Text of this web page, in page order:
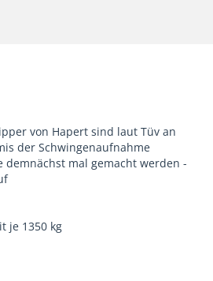
von Hapert sind laut Tüv an
der Schwingenaufnahme
demnächst mal gemacht werden -
je 1350 kg